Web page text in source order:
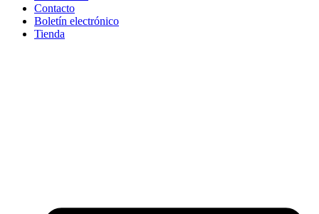
Contacto
Boletín electrónico
Tienda